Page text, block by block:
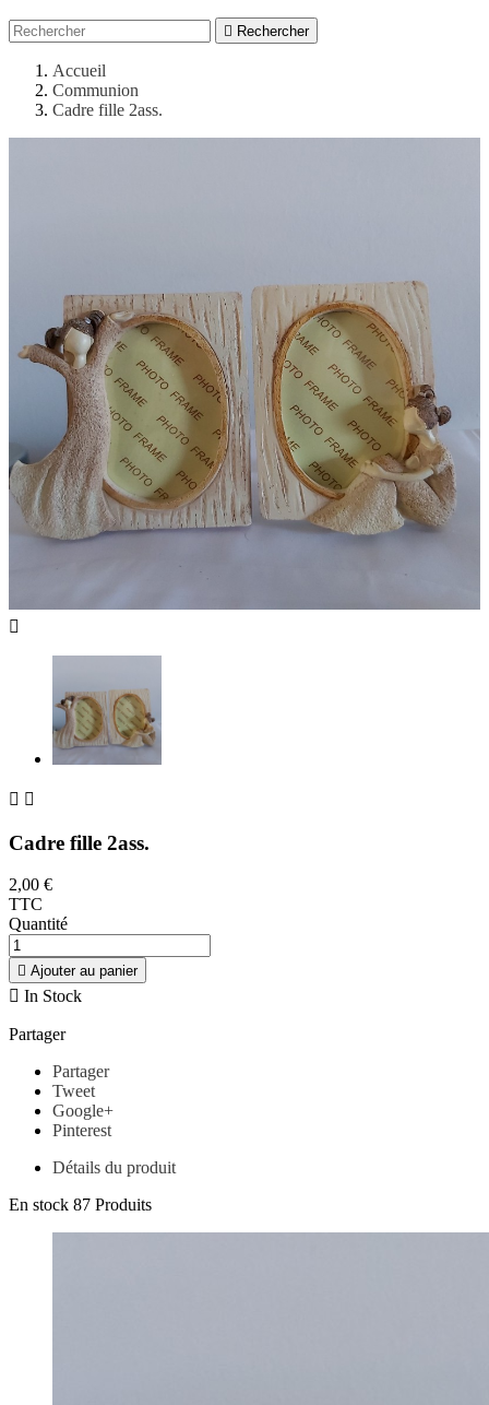
 Rechercher
Accueil
Communion
Cadre fille 2ass.

 
Cadre fille 2ass.
2,00 €
TTC
Quantité
 Ajouter au panier
 In Stock
Partager
Partager
Tweet
Google+
Pinterest
Détails du produit
En stock 87 Produits